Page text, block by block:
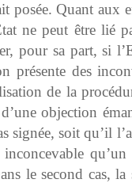
posée. Quant aux
ne peut être lié
pour sa part, si
présente des
de la
objection
signée, soit qu’il
le second cas,